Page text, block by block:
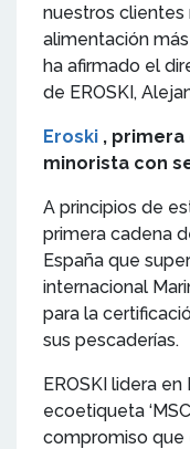
nuestros clientes
alimentación
ha afirmado el
de EROSKI,
Eroski ,
minorista con
A principios de
primera cadena
España que
internacional
para la
sus pescaderías.
EROSKI lidera
ecoetiqueta
compromiso que